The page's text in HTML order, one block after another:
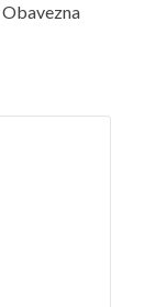
Obavezna